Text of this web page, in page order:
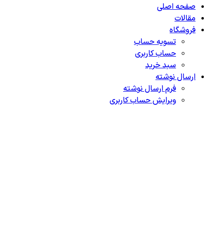
صفحه اصلی
مقالات
فروشگاه
تسویه حساب
حساب کاربری
سبد خرید
ارسال نوشته
فرم ارسال نوشته
ویرایش حساب کاربری